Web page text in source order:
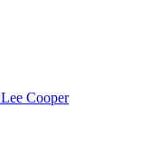
Lee Cooper